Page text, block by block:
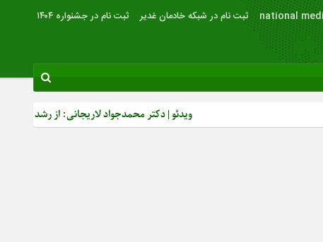
national ثبت نام در شبکه خادمان غدیر ثبت نام در جشنواره ۱۴۰۴
ویدئو | دکتر محمدجواد لاریجانی: از رشد بصیرت سیاسی